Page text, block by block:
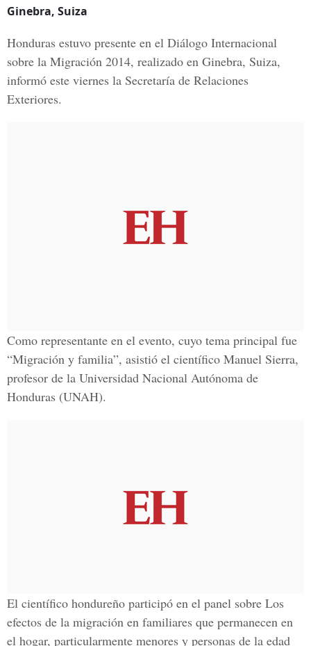
Ginebra, Suiza
Honduras estuvo presente en el Diálogo Internacional
sobre la Migración 2014, realizado en Ginebra, Suiza,
informó este viernes la Secretaría de Relaciones
Exteriores.
Como representante en el evento, cuyo tema principal fue
“Migración y familia”, asistió el científico Manuel Sierra,
profesor de la Universidad Nacional Autónoma de
Honduras (UNAH).
El científico hondureño participó en el panel sobre Los
efectos de la migración en familiares que permanecen en
el hogar, particularmente menores y personas de la edad